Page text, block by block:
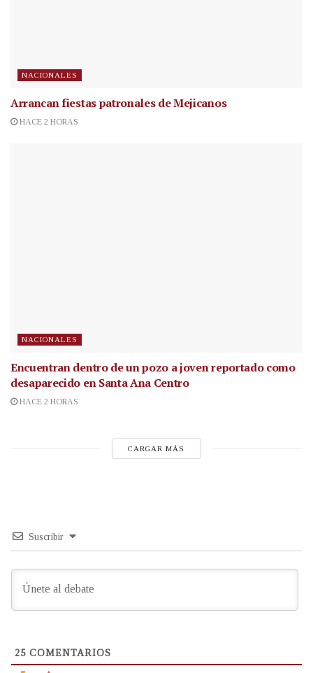
NACIONALES
Arrancan fiestas patronales de Mejicanos
HACE 2 HORAS
NACIONALES
Encuentran dentro de un pozo a joven reportado como
desaparecido en Santa Ana Centro
HACE 2 HORAS
CARGAR MÁS
Suscribir
25 COMENTARIOS